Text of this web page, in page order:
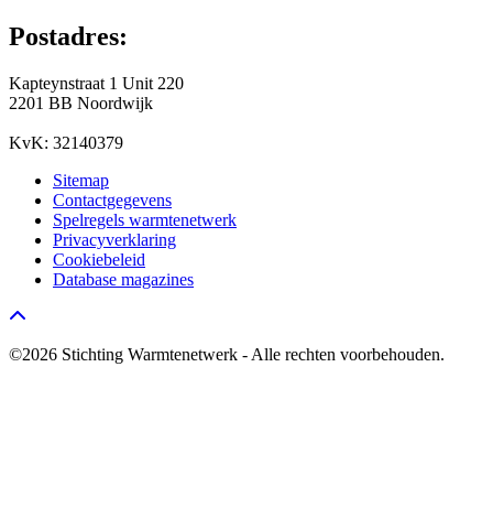
Postadres:
Kapteynstraat 1 Unit 220
2201 BB Noordwijk
KvK: 32140379
Sitemap
Contactgegevens
Spelregels warmtenetwerk
Privacyverklaring
Cookiebeleid
Database magazines
©2026 Stichting Warmtenetwerk - Alle rechten voorbehouden.